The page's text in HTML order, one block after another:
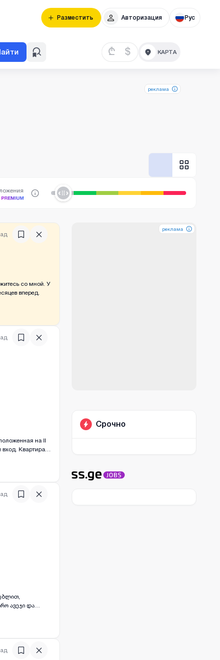
Разместить Авторизация Рус
₾ $
реклама
со мной. У
вперед.
на II
Квартира
кухонной и
добавка
ავეჯი და
реклама
реклама
реклама
Срочно